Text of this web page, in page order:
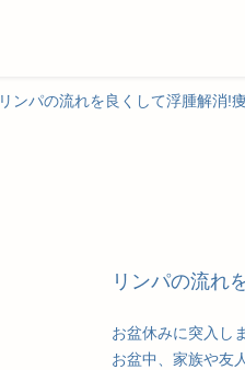
リンパの流れを良くして浮腫解消!
リンパの流れ
お盆休みに突入し
お盆中、家族や友